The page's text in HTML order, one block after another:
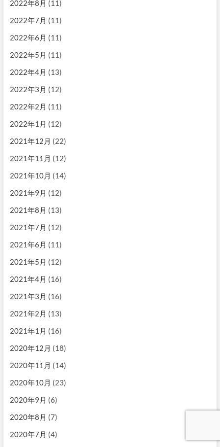
2022年8月 (11)
2022年7月 (11)
2022年6月 (11)
2022年5月 (11)
2022年4月 (13)
2022年3月 (12)
2022年2月 (11)
2022年1月 (12)
2021年12月 (22)
2021年11月 (12)
2021年10月 (14)
2021年9月 (12)
2021年8月 (13)
2021年7月 (12)
2021年6月 (11)
2021年5月 (12)
2021年4月 (16)
2021年3月 (16)
2021年2月 (13)
2021年1月 (16)
2020年12月 (18)
2020年11月 (14)
2020年10月 (23)
2020年9月 (6)
2020年8月 (7)
2020年7月 (4)